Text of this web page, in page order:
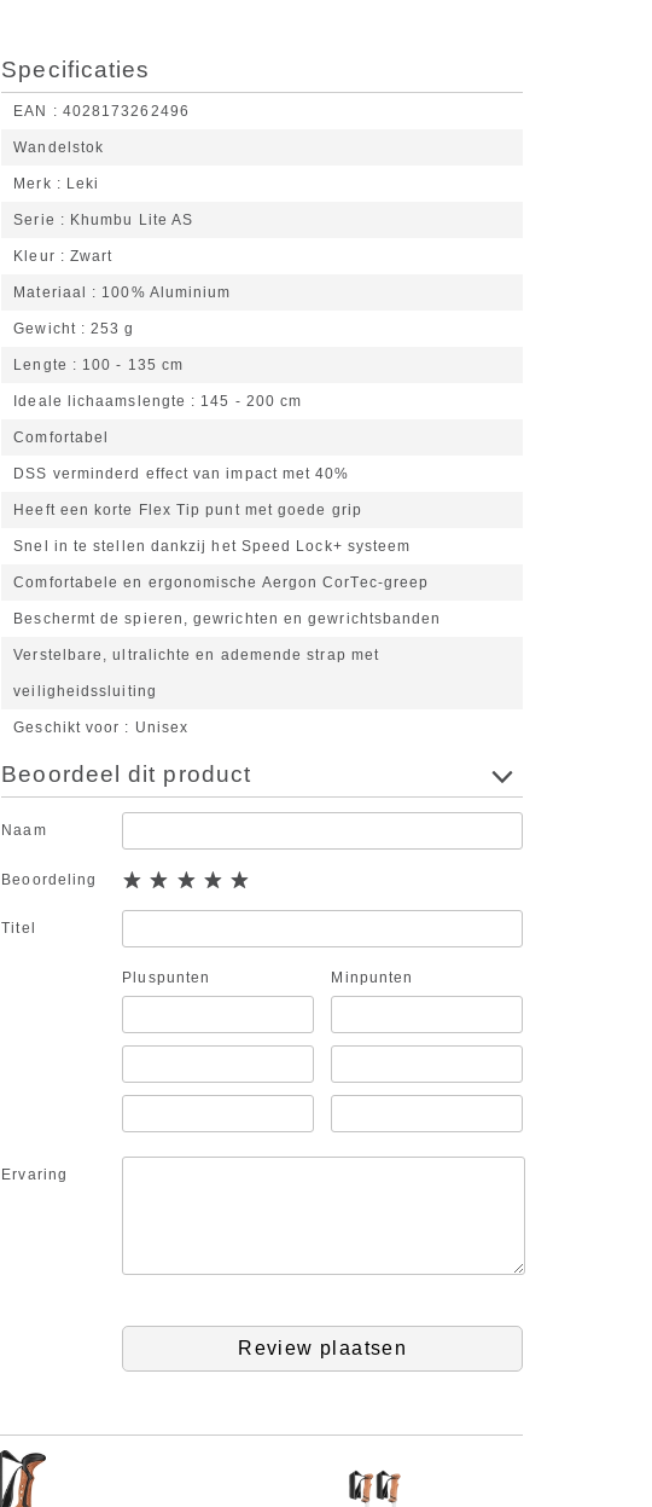
Specificaties
EAN 4028173262496
Wandelstok
Merk Leki
Serie Khumbu Lite AS
Kleur Zwart
Materiaal 100% Aluminium
Gewicht 253 g
Lengte 100 - 135 cm
Ideale lichaamslengte 145 - 200 cm
Comfortabel
DSS verminderd effect van impact met 40%
Heeft een korte Flex Tip punt met goede grip
Snel in te stellen dankzij het Speed Lock+ systeem
Comfortabele en ergonomische Aergon CorTec-greep
Beschermt de spieren, gewrichten en gewrichtsbanden
Verstelbare, ultralichte en ademende strap met
veiligheidssluiting
Geschikt voor Unisex
Beoordeel dit product
Naam
Beoordeling
Titel
Pluspunten Minpunten
Ervaring
Review plaatsen